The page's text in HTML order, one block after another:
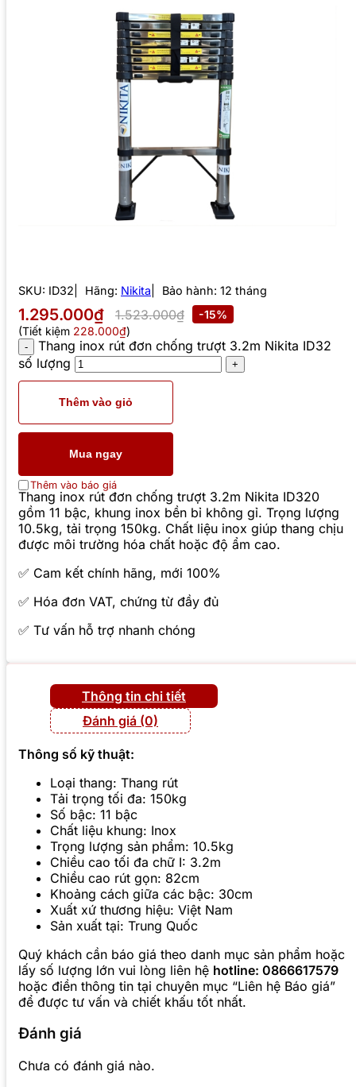
SKU: ID32 Hãng: Nikita Bảo hành: 12 tháng
1.295.000₫ 1.523.000₫
-15%
(Tiết kiệm 228.000₫)
Thang inox rút đơn chống trượt 3.2m Nikita ID32
số lượng
Thêm vào giỏ
Mua ngay
Thêm vào báo giá
Thang inox rút đơn chống trượt 3.2m Nikita ID320
gồm 11 bậc, khung inox bền bỉ không gỉ. Trọng lượng
10.5kg, tải trọng 150kg. Chất liệu inox giúp thang chịu
được môi trường hóa chất hoặc độ ẩm cao.
✅ Cam kết chính hãng, mới 100%
✅ Hóa đơn VAT, chứng từ đầy đủ
✅ Tư vấn hỗ trợ nhanh chóng
Thông tin chi tiết
Đánh giá (0)
Thông số kỹ thuật:
Loại thang: Thang rút
Tải trọng tối đa: 150kg
Số bậc: 11 bậc
Chất liệu khung: Inox
Trọng lượng sản phẩm: 10.5kg
Chiều cao tối đa chữ I: 3.2m
Chiều cao rút gọn: 82cm
Khoảng cách giữa các bậc: 30cm
Xuất xứ thương hiệu: Việt Nam
Sản xuất tại: Trung Quốc
Quý khách cần báo giá theo danh mục sản phẩm hoặc
lấy số lượng lớn vui lòng liên hệ hotline: 0866617579
hoặc điền thông tin tại chuyên mục “Liên hệ Báo giá”
để được tư vấn và chiết khấu tốt nhất.
Đánh giá
Chưa có đánh giá nào.